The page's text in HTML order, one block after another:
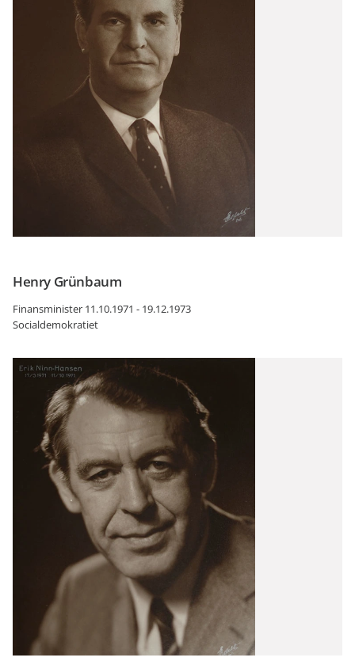
Henry Grünbaum
Finansminister 11.10.1971 - 19.12.1973
Socialdemokratiet